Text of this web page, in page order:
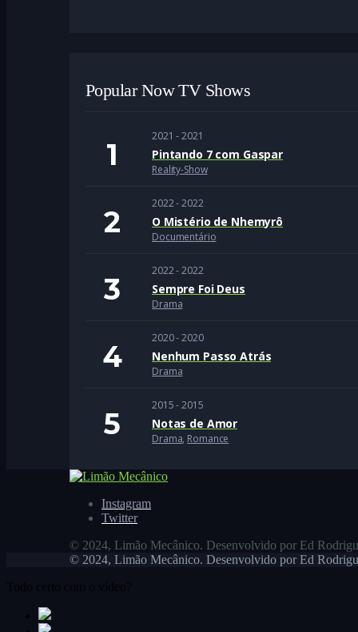
Popular Now TV Shows
2021 - 2021
Pintando 7 com Gaspar
Reality-Show
2022 - 2022
O Mistério de Nhemyrô
Documentário
2022 - 2022
Sempre Foi Deus
Drama
2020 - 2020
Nenhum Passo Atrás
Drama
2015 - 2015
Notas de Amor
Drama, Romance
Instagram
Twitter
© 2024, Limão Mecânico. Desenvolvido por Ed
© 2024, Limão Mecânico. Desenvolvido por Ed